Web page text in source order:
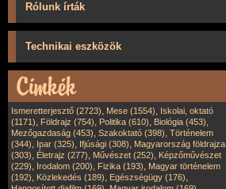
Rólunk írták
Technikai eszközök
Ismeretterjesztő (2723), Mese (1554), Iskolai, oktató
(1171), Földrajz (754), Politika (610), Biológia (453),
Mezőgazdaság (453), Szakoktató (398), Történelem
(344), Ipar (325), Ifjúsági (308), Magyarország földrajza
(303), Életrajz (277), Művészet (252), Képzőművészet
(229), Irodalom (200), Fizika (193), Magyar történelem
(192), Közlekedés (189), Egészségügy (176),